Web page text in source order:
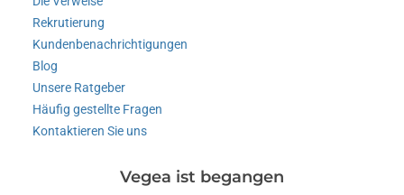
Rekrutierung
Kundenbenachrichtigungen
Blog
Unsere Ratgeber
Häufig gestellte Fragen
Kontaktieren Sie uns
Vegea ist begangen